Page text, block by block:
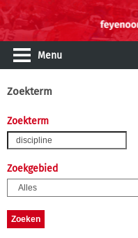
Menu
Zoekterm
Zoekterm
Zoekgebied